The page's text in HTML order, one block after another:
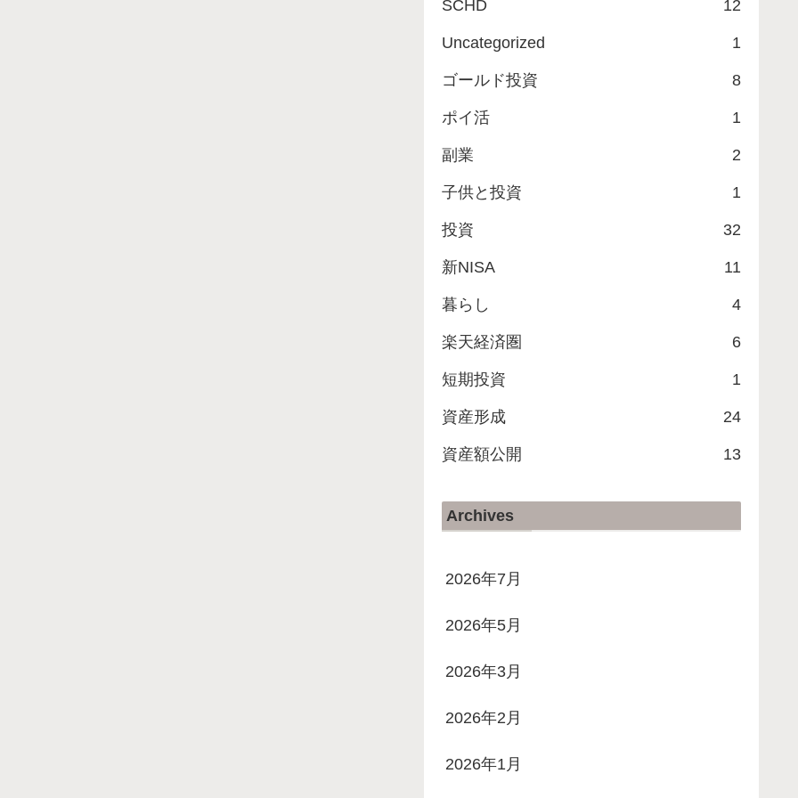
SCHD 12
Uncategorized 1
ゴールド投資 8
ポイ活 1
副業 2
子供と投資 1
投資 32
新NISA 11
暮らし 4
楽天経済圏 6
短期投資 1
資産形成 24
資産額公開 13
Archives
2026年7月
2026年5月
2026年3月
2026年2月
2026年1月